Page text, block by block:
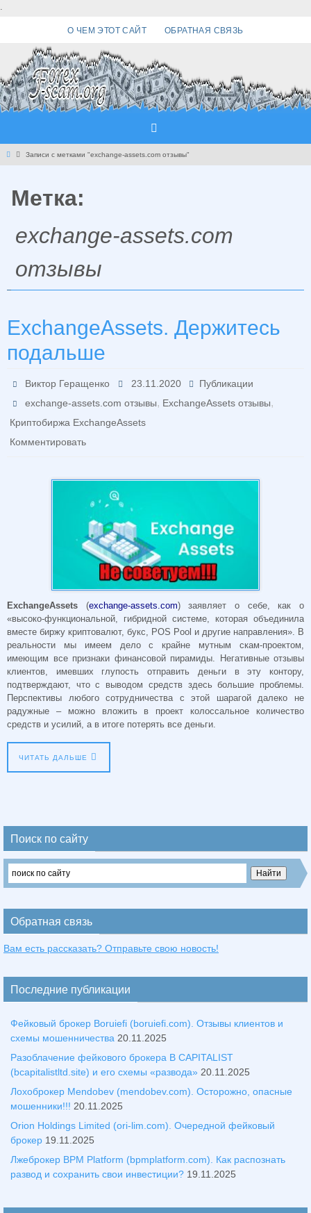
.
О ЧЕМ ЭТОТ САЙТ ОБРАТНАЯ СВЯЗЬ
Главная
Записи с метками "exchange-assets.com отзывы"
Метка:
exchange-assets.com
отзывы
ExchangeAssets. Держитесь
подальше
Виктор Геращенко 23.11.2020
Публикации
exchange-assets.com отзывы, ExchangeAssets отзывы,
Криптобиржа ExchangeAssets
Комментировать
ExchangeAssets (exchange-assets.com) заявляет о себе, как о
«высоко-функциональной, гибридной системе, которая объединила
вместе биржу криптовалют, букс, POS Pool и другие направления». В
реальности мы имеем дело с крайне мутным скам-проектом,
имеющим все признаки финансовой пирамиды. Негативные отзывы
клиентов, имевших глупость отправить деньги в эту контору,
подтверждают, что с выводом средств здесь большие проблемы.
Перспективы любого сотрудничества с этой шарагой далеко не
радужные – можно вложить в проект колоссальное количество
средств и усилий, а в итоге потерять все деньги.
ЧИТАТЬ ДАЛЬШЕ
Поиск по сайту
Обратная связь
Вам есть рассказать? Отправьте свою новость!
Последние публикации
Фейковый брокер Boruiefi (boruiefi.com). Отзывы клиентов и
схемы мошенничества 20.11.2025
Разоблачение фейкового брокера B CAPITALIST
(bcapitalistltd.site) и его схемы «развода» 20.11.2025
Лохоброкер Mendobev (mendobev.com). Осторожно, опасные
мошенники!!! 20.11.2025
Orion Holdings Limited (ori-lim.com). Очередной фейковый
брокер 19.11.2025
Лжеброкер BPM Platform (bpmplatform.com). Как распознать
развод и сохранить свои инвестиции? 19.11.2025